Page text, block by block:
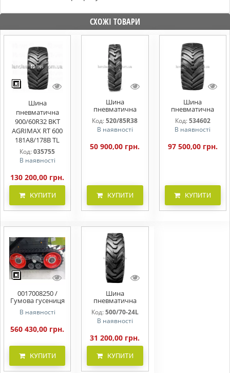
СХОЖІ ТОВАРИ
Шина
пневматична
900/60R32 BKT
AGRIMAX RT 600
181A8/178B TL
Код:035755
В наявності
130 200,00 грн.
КУПИТИ
Шина
пневматична
520/85R38
(20.8R38) BKT
AGRIMAX RT 855
20.8R38
Код: 520/85R38
В наявності
50 900,00 грн.
КУПИТИ
Шина
пневматична
800/65R32
(30.5LR32) BKT
AGRIMAX RT 600
30.5LR32
Код:534602
В наявності
97 500,00 грн.
КУПИТИ
0017008250 /
Гумова гусениця
Terra-Trac
0017008250
В наявності
560 430,00 грн.
КУПИТИ
Шина
пневматична
500/70-24 (19.5L-
24) BKT CON STAR
IND 164A8 TL
Код:500/70-24L
В наявності
31 200,00 грн.
КУПИТИ